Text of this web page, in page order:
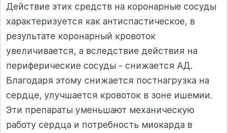
Действие этих средств на коронарные сосуды
характеризуется как антиспастическое, в
результате коронарный кровоток
увеличивается, а вследствие действия на
периферические сосуды - снижается АД.
Благодаря этому снижается постнагрузка на
сердце, улучшается кровоток в зоне ишемии.
Эти препараты уменьшают механическую
работу сердца и потребность миокарда в